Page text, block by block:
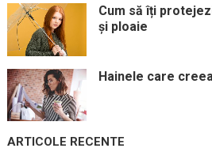
Cum să îți
și ploaie
Hainele care
ARTICOLE RECENTE